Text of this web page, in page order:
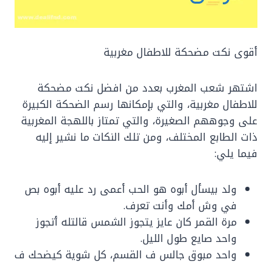
أقوى نكت مضحكة للاطفال مغربية
اشتهر شعب المغرب بعدد من افضل نكت مضحكة
للاطفال مغربية، والتي بإمكانها رسم الضحكة الكبيرة
على وجوههم الصغيرة، والتي تمتاز باللهجة المغربية
ذات الطابع المختلف، ومن تلك النكات ما نشير إليه
فيما يلي:
ولد بيسأل أبوه هو الحب أعمى رد عليه أبوه بص
في وش أمك وأنت تعرف.
مرة القمر كان عايز يتجوز الشمس قالتله أتجوز
واحد صايع طول الليل.
واحد مبوق جالس ف القسم، كل شوية كيضحك ف